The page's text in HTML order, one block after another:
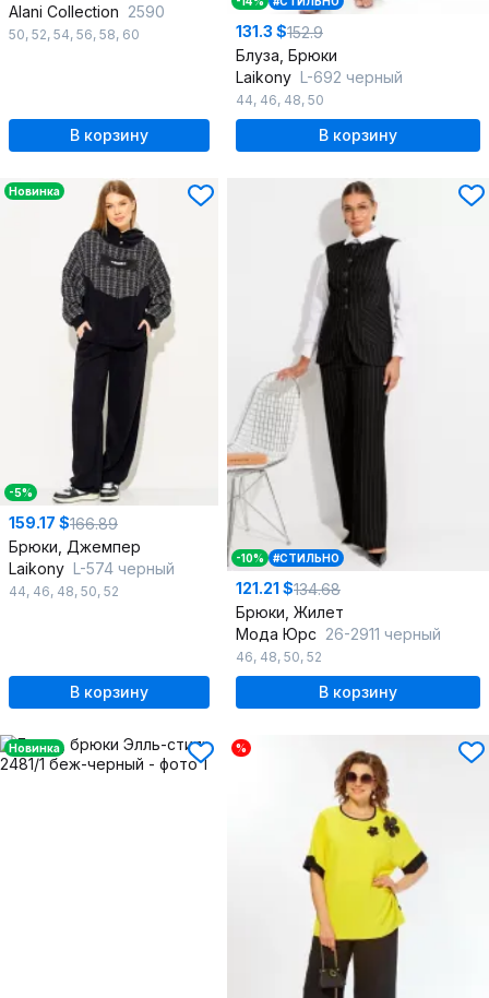
Alani Collection 2590
50, 52, 54, 56, 58, 60
В корзину
131.3 $152.9
Блуза, Брюки
Laikony L-692 черный
44, 46, 48, 50
В корзину
Новинка
-5%
159.17 $166.89
Брюки, Джемпер
Laikony L-574 черный
44, 46, 48, 50, 52
В корзину
-10% #СТИЛЬНО
121.21 $134.68
Брюки, Жилет
Мода Юрс 26-2911 черный
46, 48, 50, 52
В корзину
Новинка %